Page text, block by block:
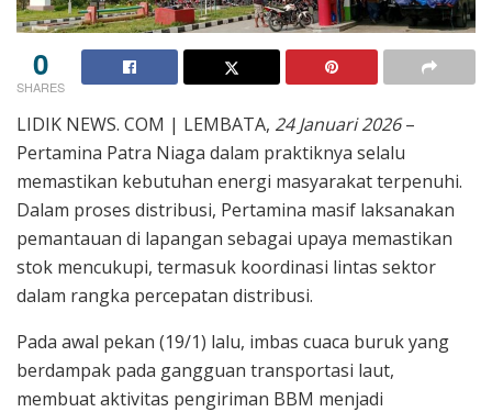
0
SHARES
LIDIK NEWS. COM | LEMBATA, 24 Januari 2026–
Pertamina Patra Niaga dalam praktiknya selalu
memastikan kebutuhan energi masyarakat terpenuhi.
Dalam proses distribusi, Pertamina masif laksanakan
pemantauan di lapangan sebagai upaya memastikan
stok mencukupi, termasuk koordinasi lintas sektor
dalam rangka percepatan distribusi.
Pada awal pekan (19/1) lalu, imbas cuaca buruk yang
berdampak pada gangguan transportasi laut,
membuat aktivitas pengiriman BBM menjadi